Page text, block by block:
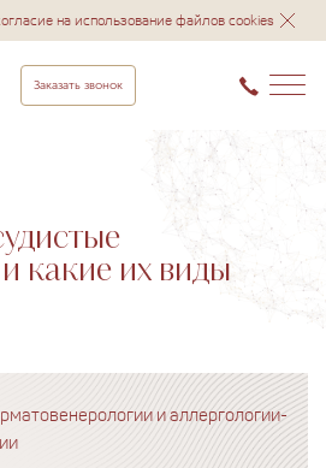
на использование файлов cookies
Заказать звонок
какие их виды
и аллергологии-